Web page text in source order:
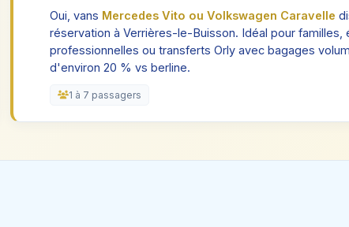
Oui, vans Mercedes Vito ou Volkswagen Caravelle
réservation à Verrières-le-Buisson. Idéal pour familles,
professionnelles ou transferts Orly avec bagages
d'environ 20 % vs berline.
1 à 7 passagers